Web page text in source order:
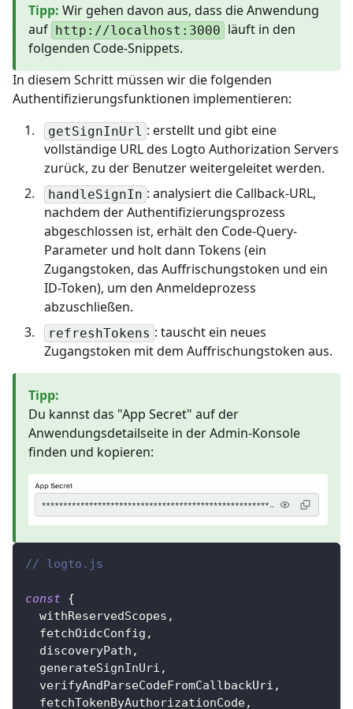
Tipp: Wir gehen davon aus, dass die Anwendung
auf http://localhost:3000 läuft in den
folgenden Code-Snippets.
In diesem Schritt müssen wir die folgenden
Authentifizierungsfunktionen implementieren:
getSignInUrl : erstellt und gibt eine
vollständige URL des Logto Authorization Servers
zurück, zu der Benutzer weitergeleitet werden.
handleSignIn : analysiert die Callback-URL,
nachdem der Authentifizierungsprozess
abgeschlossen ist, erhält den Code-Query-
Parameter und holt dann Tokens (ein
Zugangstoken, das Auffrischungstoken und ein
ID-Token), um den Anmeldeprozess
abzuschließen.
refreshTokens : tauscht ein neues
Zugangstoken mit dem Auffrischungstoken aus.
Tipp:
Du kannst das "App Secret" auf der
Anwendungsdetailseite in der Admin-Konsole
finden und kopieren:
// logto.js
const {
  withReservedScopes
,
  fetchOidcConfig
,
  discoveryPath
,
  generateSignInUri
,
  verifyAndParseCodeFromCallbackUri
,
  fetchTokenByAuthorizationCode
,